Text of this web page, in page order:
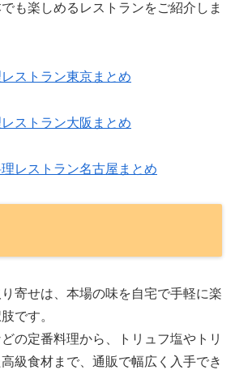
も楽しめるレストランをご紹介しま
ストラン東京まとめ
ストラン大阪まとめ
レストラン名古屋まとめ
寄せは、本場の味を自宅で手軽に楽
です。
の定番料理から、トリュフ塩やトリ
級食材まで、通販で幅広く入手でき